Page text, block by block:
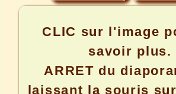
CLIC sur l'image
savoir plus.
ARRET du
laissant la souris